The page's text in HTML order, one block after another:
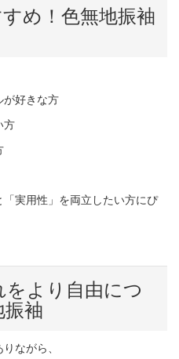
め！色無地振袖
が好きな方
方
実用性」を両立したい方にぴ
より自由につ
袖
ながら、